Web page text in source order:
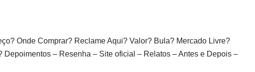
Onde Comprar? Reclame Aqui? Valor? Bula? Mercado Livre?
Depoimentos – Resenha – Site oficial – Relatos – Antes e Depois –